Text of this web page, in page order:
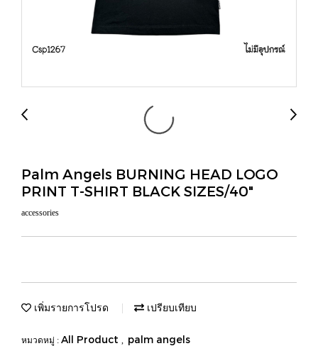
Palm Angels BURNING HEAD LOGO
PRINT T-SHIRT BLACK SIZES/40"
accessories
เพิ่มรายการโปรด เปรียบเทียบ
หมวดหมู่ : All Product , palm angels